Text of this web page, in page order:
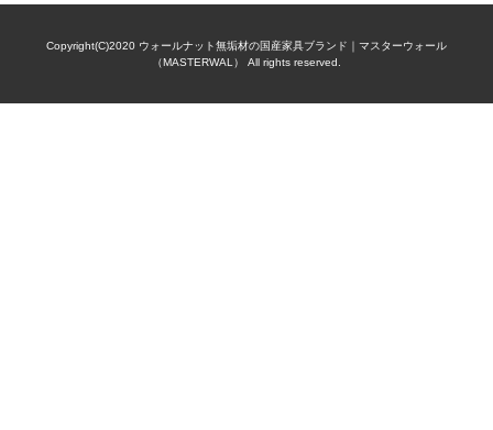
Copyright(C)2020 ウォールナット無垢材の国産家具ブランド｜マスターウォール
（MASTERWAL） All rights reserved.